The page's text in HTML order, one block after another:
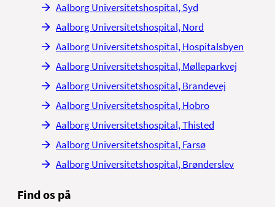
Aalborg Universitetshospital, Syd
Aalborg Universitetshospital, Nord
Aalborg Universitetshospital, Hospitalsbyen
Aalborg Universitetshospital, Mølleparkvej
Aalborg Universitetshospital, Brandevej
Aalborg Universitetshospital, Hobro
Aalborg Universitetshospital, Thisted
Aalborg Universitetshospital, Farsø
Aalborg Universitetshospital, Brønderslev
Find os på